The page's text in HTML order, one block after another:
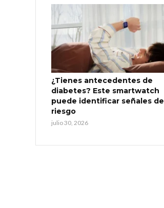
¿Tienes antecedentes de
diabetes? Este smartwatch
puede identificar señales de
riesgo
julio 30, 2026